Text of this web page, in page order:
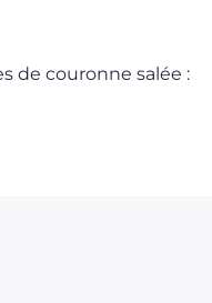
de couronne salée :